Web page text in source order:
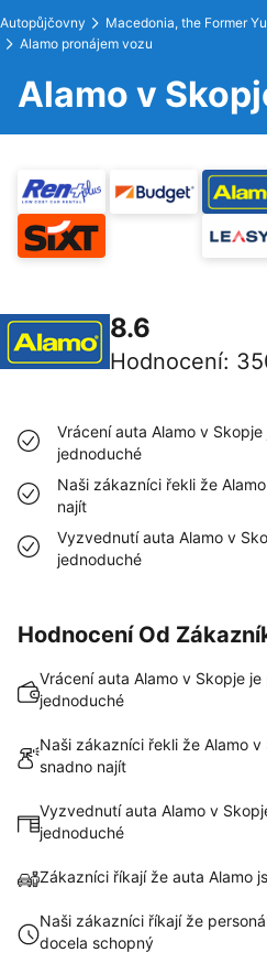
Autopůjčovny Macedonia, the Former
Alamo pronájem vozu
Alamo v
8.6
Hodnocení:
Vrácení auta Alamo v
jednoduché
Naši zákazníci řekli že
najít
Vyzvednutí auta Alamo v
jednoduché
Hodnocení Od
Vrácení auta Alamo v Skopje
jednoduché
Naši zákazníci řekli že Alamo
snadno najít
Vyzvednutí auta Alamo v
jednoduché
Zákazníci říkají že auta Alamo
Naši zákazníci říkají že
docela schopný